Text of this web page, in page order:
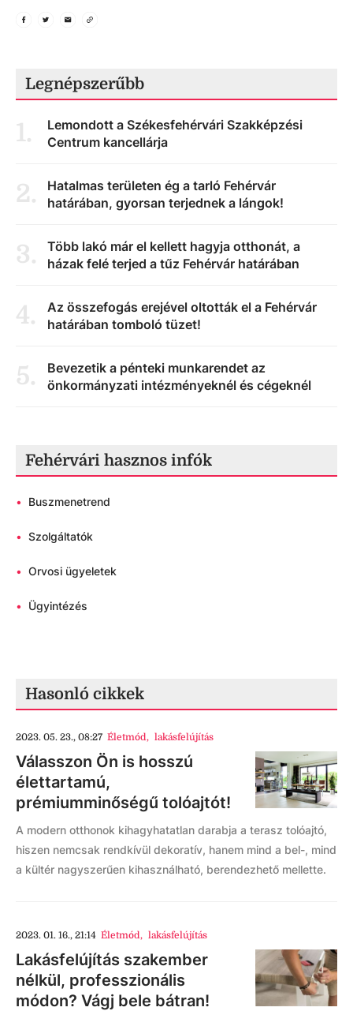
Legnépszerűbb
1.
Lemondott a Székesfehérvári Szakképzési
Centrum kancellárja
2.
Hatalmas területen ég a tarló Fehérvár
határában, gyorsan terjednek a lángok!
3.
Több lakó már el kellett hagyja otthonát, a
házak felé terjed a tűz Fehérvár határában
4.
Az összefogás erejével oltották el a Fehérvár
határában tomboló tüzet!
5.
Bevezetik a pénteki munkarendet az
önkormányzati intézményeknél és cégeknél
Fehérvári hasznos infók
• Buszmenetrend
• Szolgáltatók
• Orvosi ügyeletek
• Ügyintézés
Hasonló cikkek
2023. 05. 23., 08:27 Életmód, lakásfelújítás
Válasszon Ön is hosszú
élettartamú,
prémiumminőségű tolóajtót!
A modern otthonok kihagyhatatlan darabja a terasz tolóajtó,
hiszen nemcsak rendkívül dekoratív, hanem mind a bel-, mind
a kültér nagyszerűen kihasználható, berendezhető mellette.
2023. 01. 16., 21:14 Életmód, lakásfelújítás
Lakásfelújítás szakember
nélkül, professzionális
módon? Vágj bele bátran!